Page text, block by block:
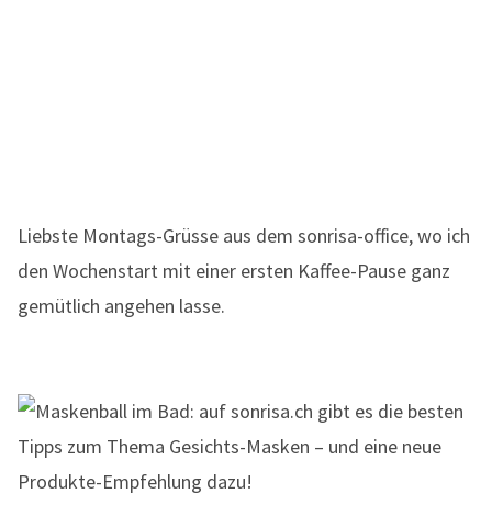
Liebste Montags-Grüsse aus dem sonrisa-office, wo ich
den Wochenstart mit einer ersten Kaffee-Pause ganz
gemütlich angehen lasse.